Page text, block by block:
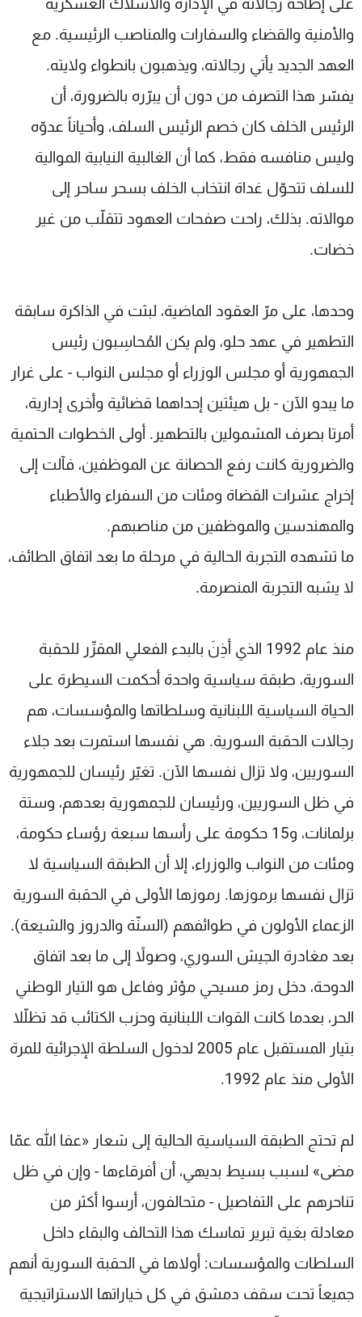
والأمنية والقضاء والسفارات والمناصب الرئيسية. مع
العهد الجديد يأتي رجالاته، ويذهبون بانطواء ولايته.
يفسّر هذا التصرف من دون أن يبرّره بالضرورة، أن
الرئيس الخلف كان خصم الرئيس السلف، وأحياناً عدوّه
وليس منافسه فقط، كما أن الغالبية النيابية الموالية
للسلف تتحوّل غداة انتخاب الخلف بسحر ساحر إلى
موالاته. بذلك، راحت صفحات العهود تتقلّب من غير
خضات.
وحدها، على مرّ العقود الماضية، لبثت في الذاكرة سابقة
التطهير في عهد حلو، ولم يكن المُحاسِبون رئيس
الجمهورية أو مجلس الوزراء أو مجلس النواب - على غرار
ما يبدو الآن - بل هيئتين إحداهما قضائية وأخرى إدارية،
أمرتا بصرف المشمولين بالتطهير. أولى الخطوات الحتمية
والضرورية كانت رفع الحصانة عن الموظفين، فآلت إلى
إخراج عشرات القضاة ومئات من السفراء والأطباء
والمهندسين والموظفين من مناصبهم.
ما تشهده التجربة الحالية في مرحلة ما بعد اتفاق الطائف،
لا يشبه التجربة المنصرمة.
منذ عام 1992 الذي أذِنَ بالبدء الفعلي المقرِّر للحقبة
السورية، طبقة سياسية واحدة أحكمت السيطرة على
الحياة السياسية اللبنانية وسلطاتها والمؤسسات، هم
رجالات الحقبة السورية. هي نفسها استمرت بعد جلاء
السوريين، ولا تزال نفسها الآن. تغيّر رئيسان للجمهورية
في ظل السوريين، ورئيسان للجمهورية بعدهم، وستة
برلمانات، و15 حكومة على رأسها سبعة رؤساء حكومة،
ومئات من النواب والوزراء، إلا أن الطبقة السياسية لا
تزال نفسها برموزها. رموزها الأولى في الحقبة السورية
الزعماء الأولون في طوائفهم (السنّة والدروز والشيعة).
بعد مغادرة الجيش السوري، وصولاً إلى ما بعد اتفاق
الدوحة، دخل رمز مسيحي مؤثر وفاعل هو التيار الوطني
الحر، بعدما كانت القوات اللبنانية وحزب الكتائب قد تظلّلا
بتيار المستقبل عام 2005 لدخول السلطة الإجرائية للمرة
الأولى منذ عام 1992.
لم تحتج الطبقة السياسية الحالية إلى شعار «عفا الله عمّا
مضى» لسبب بسيط بديهي، أن أفرقاءها - وإن في ظل
تناحرهم على التفاصيل - متحالفون، أرسوا أكثر من
معادلة بغية تبرير تماسك هذا التحالف والبقاء داخل
السلطات والمؤسسات: أولاها في الحقبة السورية أنهم
جميعاً تحت سقف دمشق في كل خياراتها الاستراتيجية